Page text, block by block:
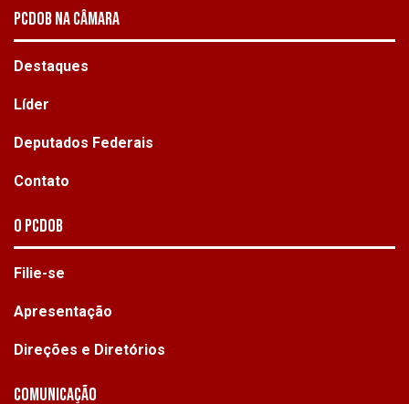
PCDOB NA CÂMARA
Destaques
Líder
Deputados Federais
Contato
O PCdoB
Filie-se
Apresentação
Direções e Diretórios
Comunicação